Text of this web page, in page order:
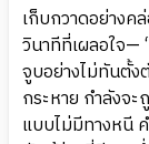
เก็บกวาดอย่างค
วินาทีที่เผลอใจ—
จูบอย่างไม่ทันตั้ง
กระหาย กำลังจ
แบบไม่มีทางหนี